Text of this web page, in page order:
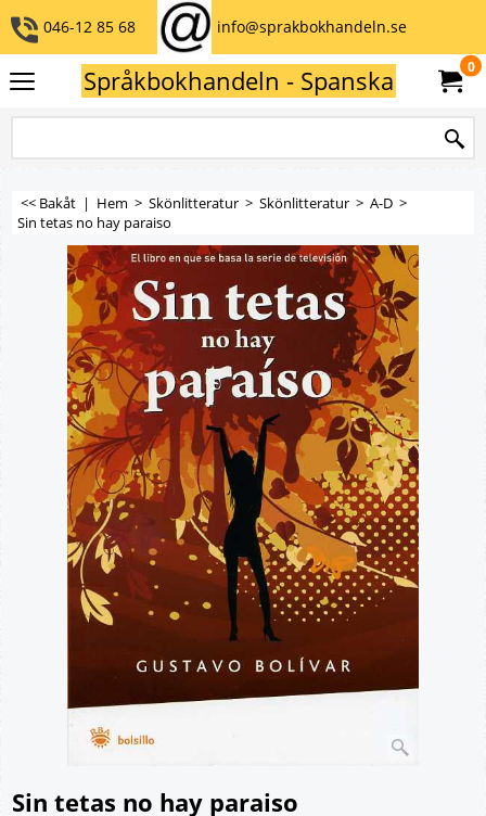
046-12 85 68 info@sprakbokhandeln.se
Språkbokhandeln - Spanska 0
<< Bakåt | Hem > Skönlitteratur > Skönlitteratur > A-D >
Sin tetas no hay paraiso
Sin tetas no hay paraiso